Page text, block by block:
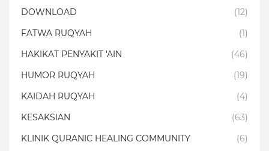
DOWNLOAD
(12)
FATWA RUQYAH
(1)
HAKIKAT PENYAKIT 'AIN
(46)
HUMOR RUQYAH
(19)
KAIDAH RUQYAH
(4)
KESAKSIAN
(63)
KLINIK QURANIC HEALING COMMUNITY
(6)